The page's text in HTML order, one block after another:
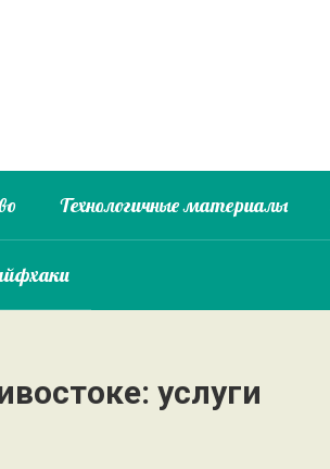
Технологичные материалы
услуги